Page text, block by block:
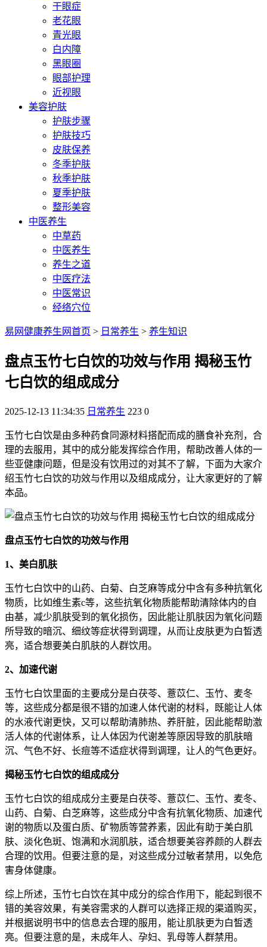
干眼症
老花眼
青光眼
白内障
黑眼圈
眼部护理
近视眼
美容护肤
护肤步骤
护肤技巧
皮肤保养
冬季护肤
秋季护肤
夏季护肤
整形美容
中医养生
中草药
中医养生
养生之道
中医疗法
中医常识
经络穴位
易网健康养生网首页 > 日常养生 > 养生知识
盘点玉竹七白饮的功效与作用 揭秘玉竹
七白饮的组成成分
2025-12-13 11:34:35 日常养生 223 0
玉竹七白饮是由多种药食同源材料搭配而成的膳食补充剂，合
理的去服用，其中的成分能发挥综合作用，帮助改善人体的一
些亚健康问题，但是没有饮用过的对其不了解，下面为大家介
绍玉竹七白饮的功效与作用以及组成成分，让大家更好的了解
本品。
盘点玉竹七白饮的功效与作用
1、美白肌肤
玉竹七白饮中的山药、白菊、白芝麻等成分中含有多种抗氧化
物质，比如维生素c等，这些抗氧化物质能帮助清除体内的自
由基，减少肌肤受到的氧化损伤，因此能让肌肤因为氧化问题
所导致的暗沉、细纹等症状得到调理，从而让皮肤更为白皙透
亮，适合想要美白肌肤的人群饮用。
2、加速代谢
玉竹七白饮里面的主要成分是白茯苓、薏苡仁、玉竹、麦冬
等，这些成分都是很不错的加速人体代谢的材料，既能让人体
的水液代谢更快，又可以帮助清肺热、养肝脏，因此能帮助激
活人体的代谢体系，让人体因为代谢差等原因导致的肌肤暗
沉、气色不好、长痘等不适症状得到调理，让人的气色更好。
揭秘玉竹七白饮的组成成分
玉竹七白饮的组成成分主要是白茯苓、薏苡仁、玉竹、麦冬、
山药、白菊、白芝麻等，这些成分中含有抗氧化物质、加速代
谢的物质以及蛋白质、矿物质等营养素，因此有助于美白肌
肤、淡化色斑、饱满和水润肌肤，适合想要美容养颜的人群去
合理的饮用。但要注意的是，对这些成分过敏者禁用，以免危
害身体健康。
综上所述，玉竹七白饮在其中成分的综合作用下，能起到很不
错的美容效果，有美容需求的人群可以选择正规的渠道购买，
并根据说明书中的信息去合理的服用，能让肌肤更为白皙透
亮。但要注意的是，未成年人、孕妇、乳母等人群禁用。